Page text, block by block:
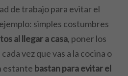
de trabajo para evitar el
simples costumbres
al llegar a casa, poner los
vez que vas a la cocina o
estante bastan para evitar el